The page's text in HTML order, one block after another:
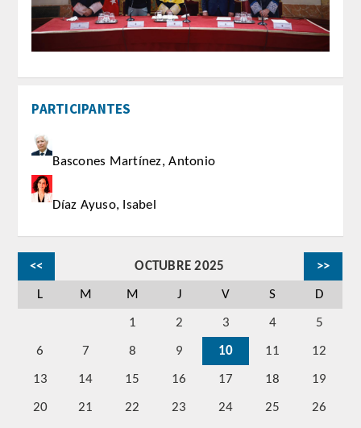
SUPERNUMERARIOS
HONOR
HISTÓRICO DE ACADÉMICOS
Número
Honor
Correspondientes
Correspondientes Extranjeros
Actividades realizadas
Videoteca
PARTICIPANTES
Bascones Martínez, Antonio
Díaz Ayuso, Isabel
<< OCTUBRE 2025 >>
L M M J V S D
1 2 3 4 5
6 7 8 9 10 11 12
13 14 15 16 17 18 19
20 21 22 23 24 25 26